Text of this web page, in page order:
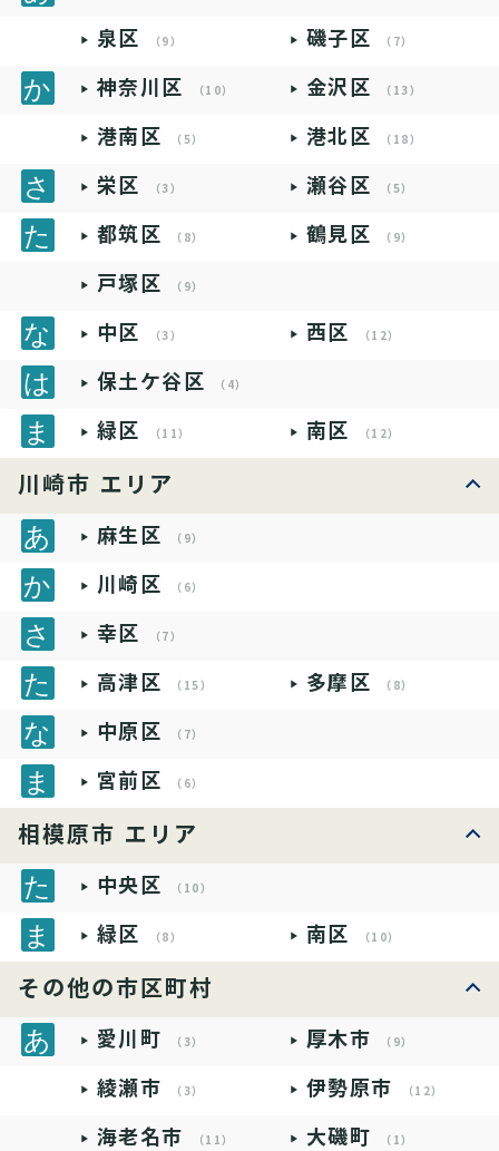
泉区
（9） 磯子区 （7）
神奈川区 （10） 金沢区 （13）
港南区 （5） 港北区 （18）
栄区 （3） 瀬谷区 （5）
都筑区 （8） 鶴見区 （9）
戸塚区 （9）
中区 （3） 西区 （12）
保土ケ谷区 （4）
緑区 （11） 南区 （12）
川崎市 エリア
麻生区 （9）
川崎区 （6）
幸区 （7）
高津区 （15） 多摩区 （8）
中原区 （7）
宮前区 （6）
相模原市 エリア
中央区 （10）
緑区 （8） 南区 （10）
その他の市区町村
愛川町 （3） 厚木市 （9）
綾瀬市 （3） 伊勢原市 （12）
海老名市 （11） 大磯町 （1）